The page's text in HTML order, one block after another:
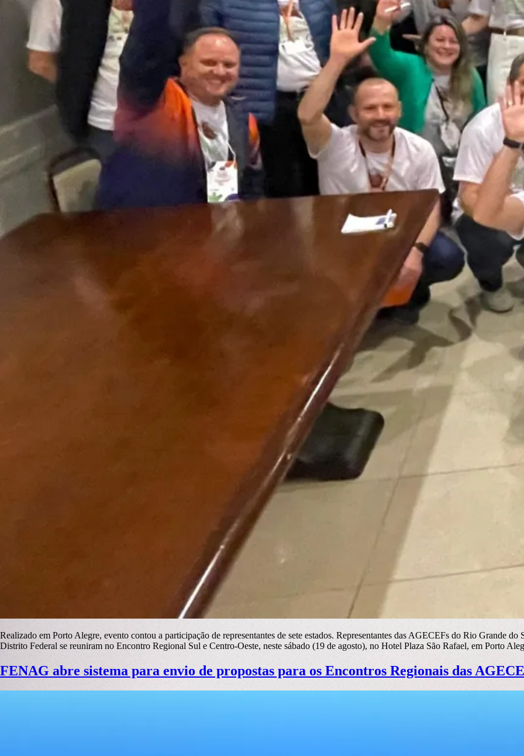
Realizado em Porto Alegre, evento contou a participação de representantes de sete estados. Representantes das AGECEFs do Rio Grande
Distrito Federal se reuniram no Encontro Regional Sul e Centro-Oeste, neste sábado (19 de agosto), no Hotel Plaza São Rafael, em Porto
FENAG abre sistema para envio de propostas para os Encontros Regionais das